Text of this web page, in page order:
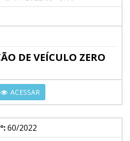
DE VEÍCULO ZERO
ACESSAR
60/2022